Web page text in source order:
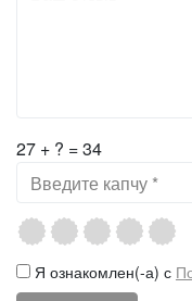
27 + ? = 34
Я ознакомлен(-а) с